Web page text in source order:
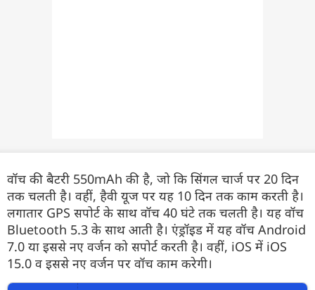
वॉच की बैटरी 550mAh की है, जो कि सिंगल चार्ज पर 20 दिन
तक चलती है। वहीं, हैवी यूज पर यह 10 दिन तक काम करती है।
लगातार GPS सपोर्ट के साथ वॉच 40 घंटे तक चलती है। यह वॉच
Bluetooth 5.3 के साथ आती है। एंड्रॉइड में यह वॉच Android
7.0 या इससे नए वर्जन को सपोर्ट करती है। वहीं, iOS में iOS
15.0 व इससे नए वर्जन पर वॉच काम करेगी।